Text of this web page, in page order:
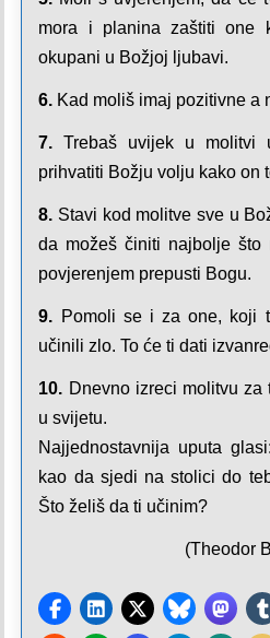
mora i planina zaštiti
okupani u Božjoj ljubavi.
6. Kad moliš imaj pozitivne a
7. Trebaš uvijek u molitvi
prihvatiti Božju volju kako on
8. Stavi kod molitve sve u
da možeš činiti najbolje što
povjerenjem prepusti Bogu.
9. Pomoli se i za one, koji
učinili zlo. To će ti dati
10. Dnevno izreci molitvu
u svijetu.
Najjednostavnija uputa glasi:
kao da sjedi na stolici do
Što želiš da ti učinim?
(Theodor